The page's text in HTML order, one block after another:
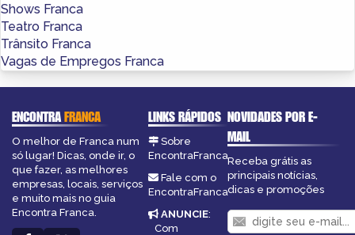
Shows Franca
Teatro Franca
Trânsito Franca
Vagas de Empregos Franca
ENCONTRAFRANCA
O melhor de Franca num
só lugar! Dicas, onde ir, o
que fazer, as melhores
empresas, locais, serviços
e muito mais no guia
Encontra Franca.
LINKS RÁPIDOS
Sobre
EncontraFranca
Fale com o
EncontraFranca
ANUNCIE:
Com
NOVIDADES POR E-
MAIL
Receba grátis as
principais notícias,
dicas e promoções